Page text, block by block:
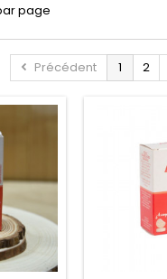
page
Précédent 1 2